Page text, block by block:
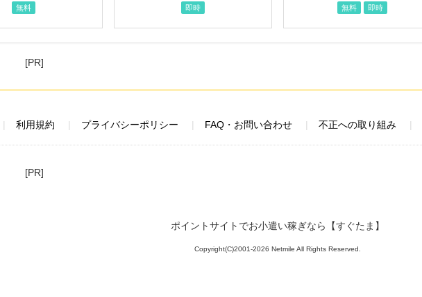
無料 即時 無料 即時
[PR]
利用規約 プライバシーポリシー FAQ・お問い合わせ 不正への取り組み
[PR]
ポイントサイトでお小遣い稼ぎなら【すぐたま】
Copyright(C)2001-2026 Netmile All Rights Reserved.